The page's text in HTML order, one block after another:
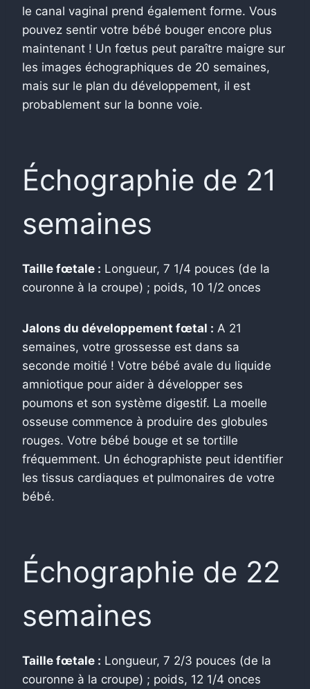
le canal vaginal prend également forme. Vous
pouvez sentir votre bébé bouger encore plus
maintenant ! Un fœtus peut paraître maigre sur
les images échographiques de 20 semaines,
mais sur le plan du développement, il est
probablement sur la bonne voie.
Échographie de 21
semaines
Taille fœtale : Longueur, 7 1/4 pouces (de la
couronne à la croupe) ; poids, 10 1/2 onces
Jalons du développement fœtal : A 21
semaines, votre grossesse est dans sa
seconde moitié ! Votre bébé avale du liquide
amniotique pour aider à développer ses
poumons et son système digestif. La moelle
osseuse commence à produire des globules
rouges. Votre bébé bouge et se tortille
fréquemment. Un échographiste peut identifier
les tissus cardiaques et pulmonaires de votre
bébé.
Échographie de 22
semaines
Taille fœtale : Longueur, 7 2/3 pouces (de la
couronne à la croupe) ; poids, 12 1/4 onces